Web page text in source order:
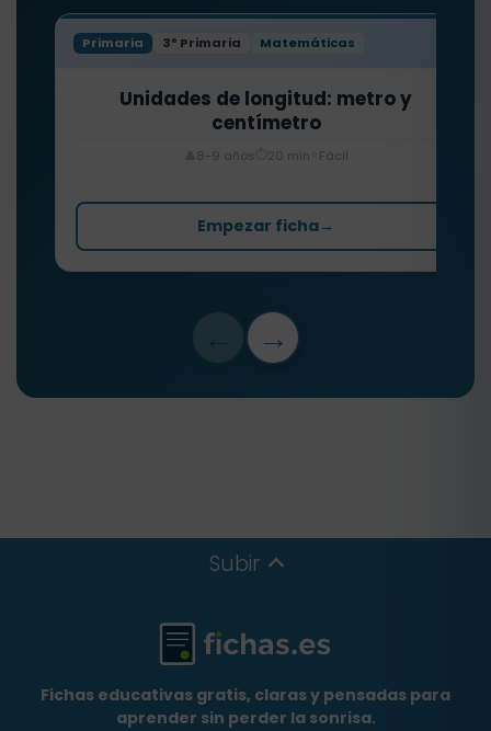
Primaria 3º Primaria Matemáticas
Unidades de longitud: metro y
centímetro
8-9 años 20 min Fácil
Empezar ficha→
→
Subir
Fichas educativas gratis, claras y pensadas para
aprender sin perder la sonrisa.